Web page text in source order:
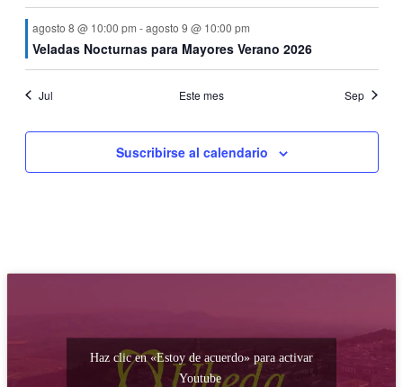
agosto 8 @ 10:00 pm -agosto 9 @ 10:00 pm
Veladas Nocturnas para Mayores Verano 2026
Jul Este mes Sep
Suscribirse al calendario
Haz clic en «Estoy de acuerdo» para activar
Youtube